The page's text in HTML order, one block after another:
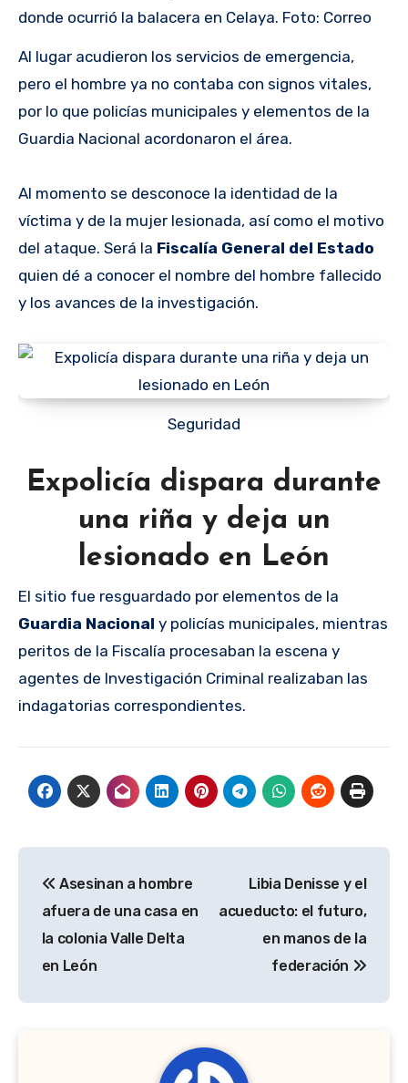
donde ocurrió la balacera en Celaya. Foto: Correo
Al lugar acudieron los servicios de emergencia,
pero el hombre ya no contaba con signos vitales,
por lo que policías municipales y elementos de la
Guardia Nacional acordonaron el área.
Al momento se desconoce la identidad de la
víctima y de la mujer lesionada, así como el motivo
del ataque. Será la Fiscalía General del Estado
quien dé a conocer el nombre del hombre fallecido
y los avances de la investigación.
Seguridad
Expolicía dispara durante
una riña y deja un
lesionado en León
El sitio fue resguardado por elementos de la
Guardia Nacional y policías municipales, mientras
peritos de la Fiscalía procesaban la escena y
agentes de Investigación Criminal realizaban las
indagatorias correspondientes.
de
entradas
Asesinan a hombre
afuera de una casa en
la colonia Valle Delta
en León
Libia Denisse y el
acueducto: el futuro,
en manos de la
federación